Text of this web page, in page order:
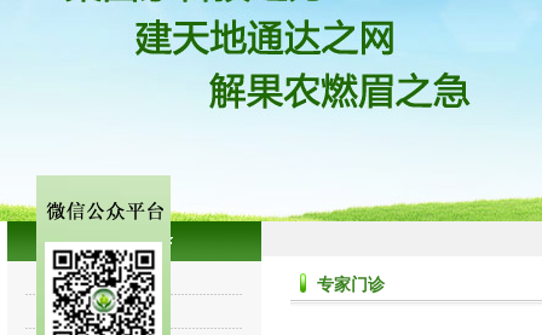
专家讲堂
诊断集锦
专家门诊